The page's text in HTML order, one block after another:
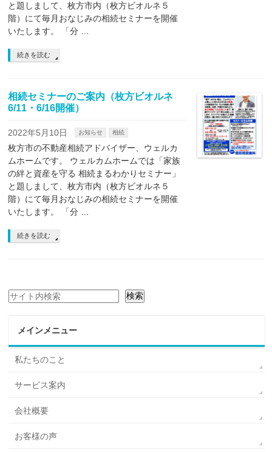
と題しまして、枚方市内（枚方ビオルネ５
階）にて毎月おなじみの相続セミナーを開催
いたします。 「分 …
続きを読む
相続セミナーのご案内（枚方ビオルネ
6/11・6/16開催）
2022年5月10日 お知らせ 相続
枚方市の不動産相続アドバイザー、ウェルカ
ムホームです。 ウェルカムホームでは「家族
の絆と資産を守る 相続まるわかりセミナー」
と題しまして、枚方市内（枚方ビオルネ５
階）にて毎月おなじみの相続セミナーを開催
いたします。 「分 …
続きを読む
検索 検索
メインメニュー
私たちのこと
サービス案内
会社概要
お客様の声